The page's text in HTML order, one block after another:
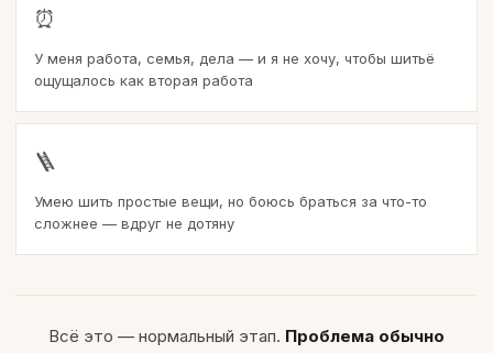
⏰
У меня работа, семья, дела — и я не хочу, чтобы шитьё
ощущалось как вторая работа
🪜
Умею шить простые вещи, но боюсь браться за что-то
сложнее — вдруг не дотяну
Всё это — нормальный этап. Проблема обычно